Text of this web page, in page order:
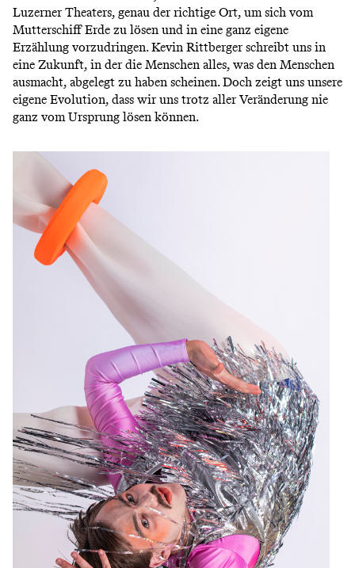
Luzerner Theaters, genau der richtige Ort, um sich vom
Mutterschiff Erde zu lösen und in eine ganz eigene
Erzählung vorzudringen. Kevin Rittberger schreibt uns in
eine Zukunft, in der die Menschen alles, was den Menschen
ausmacht, abgelegt zu haben scheinen. Doch zeigt uns unsere
eigene Evolution, dass wir uns trotz aller Veränderung nie
ganz vom Ursprung lösen können.